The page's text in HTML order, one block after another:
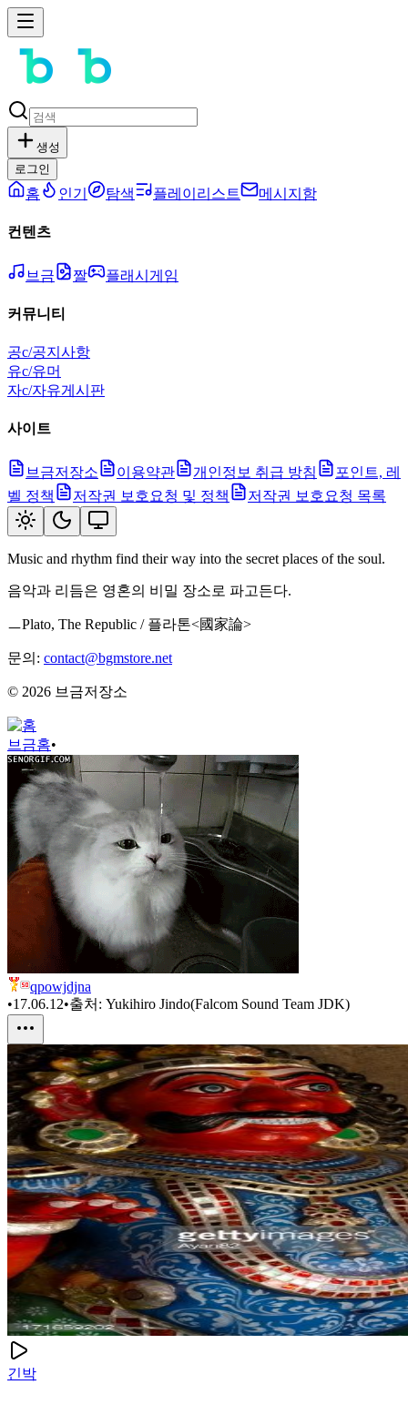
생성
로그인
홈 인기 탐색 플레이리스트 메시지함
컨텐츠
브금 짤 플래시게임
커뮤니티
공c/공지사항
유c/유머
자c/자유게시판
사이트
브금저장소 이용약관 개인정보 취급 방침
포인트, 레
벨 정책
저작권 보호요청 및 정책 저작권 보호요청 목록
Music and rhythm find their way into the secret places of the soul.
음악과 리듬은 영혼의 비밀 장소로 파고든다.
ㅡPlato, The Republic / 플라톤<國家論>
문의: contact@bgmstore.net
© 2026 브금저장소
브금홈•
qpowjdjna
•17.06.12•출처: Yukihiro Jindo(Falcom Sound Team JDK)
긴박